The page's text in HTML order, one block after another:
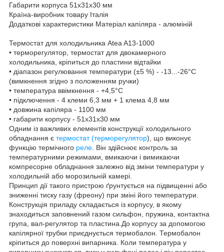
Габарити корпуса 51х31х30 мм
Країна-виробник товару Італія
Додаткові характеристики Матеріал капіляра - алюміній
Термостат для холодильника Atea A13-1000
• терморегулятор, термостат для двокамерного
холодильника, кріпиться до пластини відтайки
• діапазон регулювання температури (±5 %) - -13...-26°С
(вимкнення згідно з положенням ручки)
• температура ввімкнення - +4,5°С
• підключення - 4 клеми 6,3 мм + 1 клема 4,8 мм
• довжина капіляра - 1100 мм
• габарити корпусу - 51х31х30 мм
Одним із важливих елементів конструкції холодильного
обладнання є термостат (терморегулятор), що виконує
функцію термічного реле . Він здійснює контроль за
температурними режимами, вмикаючи і вимикаючи
компресорне обладнання залежно від зміни температури у
холодильній або морозильній камері.
Принцип дії такого пристрою ґрунтується на підвищенні або
зниженні тиску газу (фреону) при зміні його температури.
Конструкція приладу складається із корпусу, в якому
знаходиться заповнений газом сильфон, пружина, контактна
група, вал-регулятор та пластина.До корпусу за допомогою
капілярної трубки приєднується термобалон. Термобалон
кріпиться до поверхні випарника. Коли температура у